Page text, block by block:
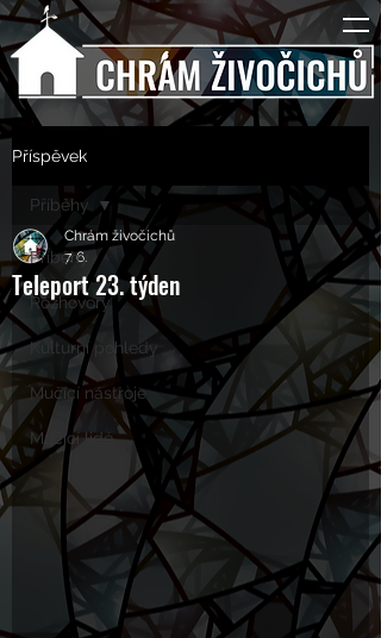
Příspěvek
Příběhy
Rozhovory
Kulturní pohledy
Mučící nástroje
Mučící lidé
Příběhy
Teleport 23. týden
Chrám živočichů
7. 6.